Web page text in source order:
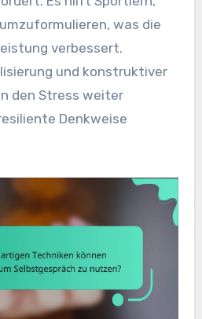
was die
verbessert.
und konstruktiver
den Stress weiter
Denkweise